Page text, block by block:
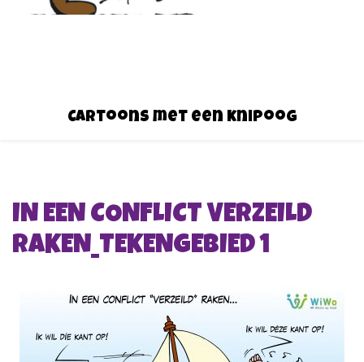
Cartoons met een knipoog
IN EEN CONFLICT VERZEILD
RAKEN_TEKENGEBIED 1